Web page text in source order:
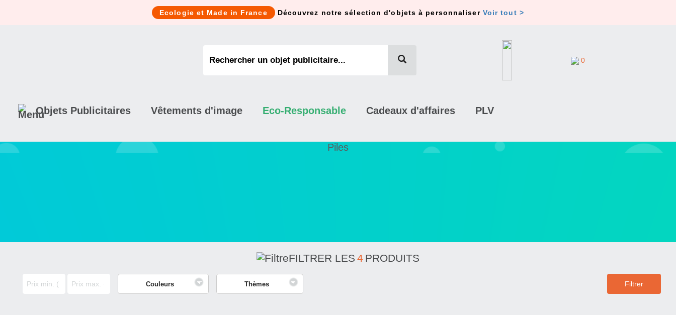
Ecologie et Made in France Découvrez notre sélection d'objets à personnaliser Voir tout >
0
Objets Publicitaires Vêtements d'image Eco-Responsable Cadeaux d'affaires PLV
Piles
FILTRER LES 4 PRODUITS
Couleurs Thèmes Filtrer